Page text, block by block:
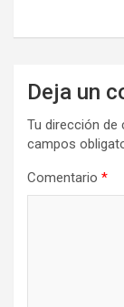
Deja un
Tu dirección de
campos
Comentario *